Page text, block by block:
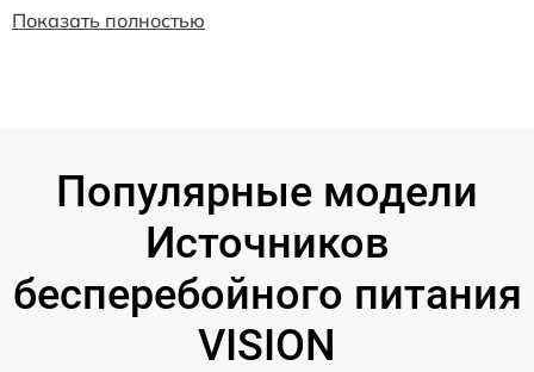
Показать полностью
Популярные модели
Источников
бесперебойного питания
VISION